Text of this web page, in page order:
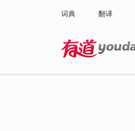
词典 翻译